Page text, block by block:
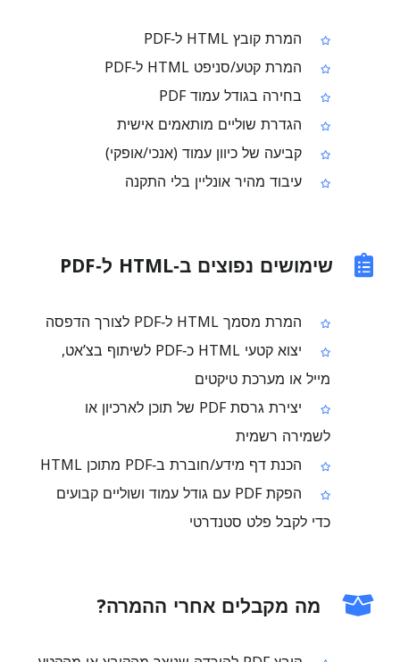
המרת קובץ HTML ל‑PDF
המרת קטע/סניפט HTML ל‑PDF
בחירה בגודל עמוד PDF
הגדרת שוליים מותאמים אישית
קביעה של כיוון עמוד (אנכי/אופקי)
עיבוד מהיר אונליין בלי התקנה
שימושים נפוצים ב‑HTML ל‑PDF
המרת מסמך HTML ל‑PDF לצורך הדפסה
יצוא קטעי HTML כ‑PDF לשיתוף בצ’אט,
מייל או מערכת טיקטים
יצירת גרסת PDF של תוכן לארכיון או
לשמירה רשמית
הכנת דף מידע/חוברת ב‑PDF מתוכן HTML
הפקת PDF עם גודל עמוד ושוליים קבועים
כדי לקבל פלט סטנדרטי
מה מקבלים אחרי ההמרה?